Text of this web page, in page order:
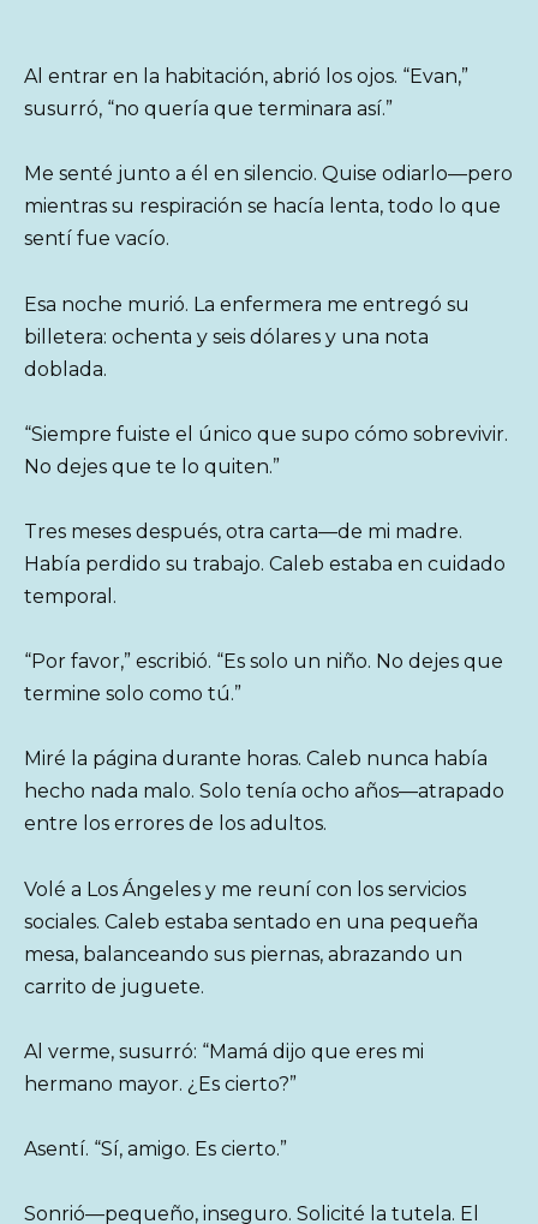
Al entrar en la habitación, abrió los ojos. “Evan,”
susurró, “no quería que terminara así.”
Me senté junto a él en silencio. Quise odiarlo—pero
mientras su respiración se hacía lenta, todo lo que
sentí fue vacío.
Esa noche murió. La enfermera me entregó su
billetera: ochenta y seis dólares y una nota
doblada.
“Siempre fuiste el único que supo cómo sobrevivir.
No dejes que te lo quiten.”
Tres meses después, otra carta—de mi madre.
Había perdido su trabajo. Caleb estaba en cuidado
temporal.
“Por favor,” escribió. “Es solo un niño. No dejes que
termine solo como tú.”
Miré la página durante horas. Caleb nunca había
hecho nada malo. Solo tenía ocho años—atrapado
entre los errores de los adultos.
Volé a Los Ángeles y me reuní con los servicios
sociales. Caleb estaba sentado en una pequeña
mesa, balanceando sus piernas, abrazando un
carrito de juguete.
Al verme, susurró: “Mamá dijo que eres mi
hermano mayor. ¿Es cierto?”
Asentí. “Sí, amigo. Es cierto.”
Sonrió—pequeño, inseguro. Solicité la tutela. El